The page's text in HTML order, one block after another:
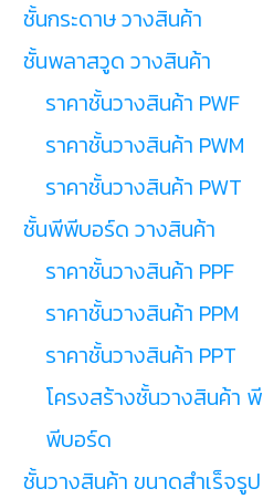
ชั้นกระดาษ วางสินค้า
ชั้นพลาสวูด วางสินค้า
ราคาชั้นวางสินค้า PWF
ราคาชั้นวางสินค้า PWM
ราคาชั้นวางสินค้า PWT
ชั้นพีพีบอร์ด วางสินค้า
ราคาชั้นวางสินค้า PPF
ราคาชั้นวางสินค้า PPM
ราคาชั้นวางสินค้า PPT
โครงสร้างชั้นวางสินค้า พี
พีบอร์ด
ชั้นวางสินค้า ขนาดสำเร็จรูป